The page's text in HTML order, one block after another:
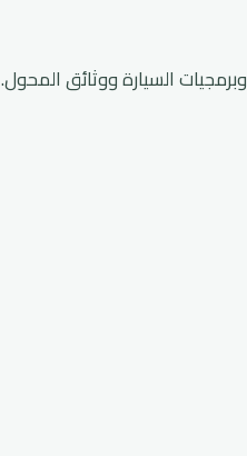
لا تختَر المحول من أسماء المنافذ فقط. تحقق من اتجاه الشحن واستخدام AC أو DC وبرمجيات السيارة ووثائق المحول.